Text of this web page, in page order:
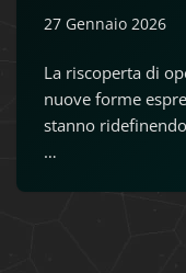
27 Gennaio 2026
La riscoperta di
nuove forme
stanno
…